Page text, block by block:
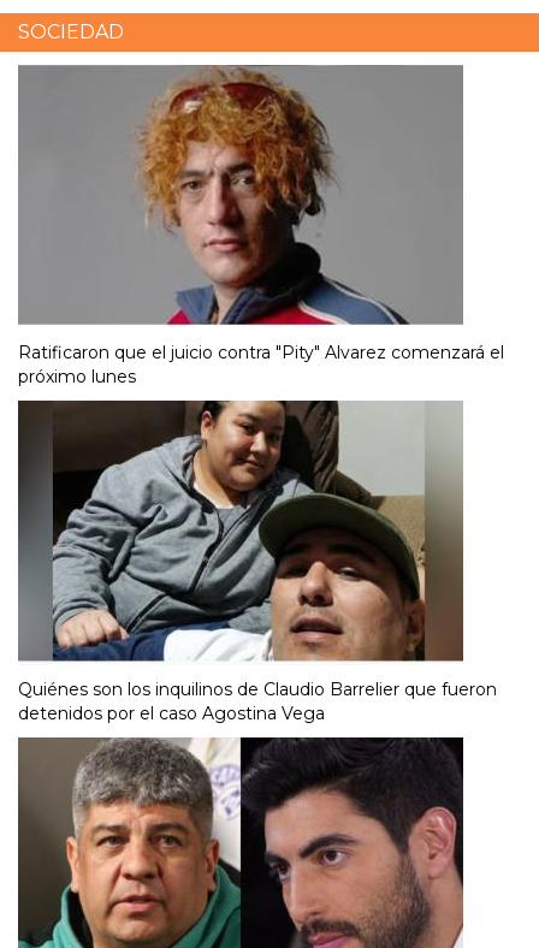
SOCIEDAD
Ratificaron que el juicio contra "Pity" Alvarez comenzará el
próximo lunes
Quiénes son los inquilinos de Claudio Barrelier que fueron
detenidos por el caso Agostina Vega